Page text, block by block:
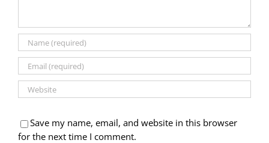
Save my name, email, and website in this browser
for the next time I comment.